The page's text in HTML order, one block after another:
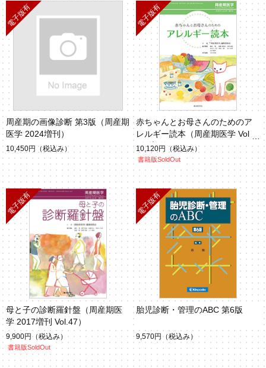
周産期の画像診断 第3版（周産期
医学 2024増刊）
10,450円 （税込み）
赤ちゃんとお母さんのためのア
レルギー読本（周産期医学 Vol.4
8年増刊 ）
10,120円 （税込み）
書籍版SoldOut
母と子の診断羅針盤（周産期医
学 2017増刊 Vol.47）
9,900円 （税込み）
書籍版SoldOut
胎児診断・管理のABC 第6版
9,570円 （税込み）